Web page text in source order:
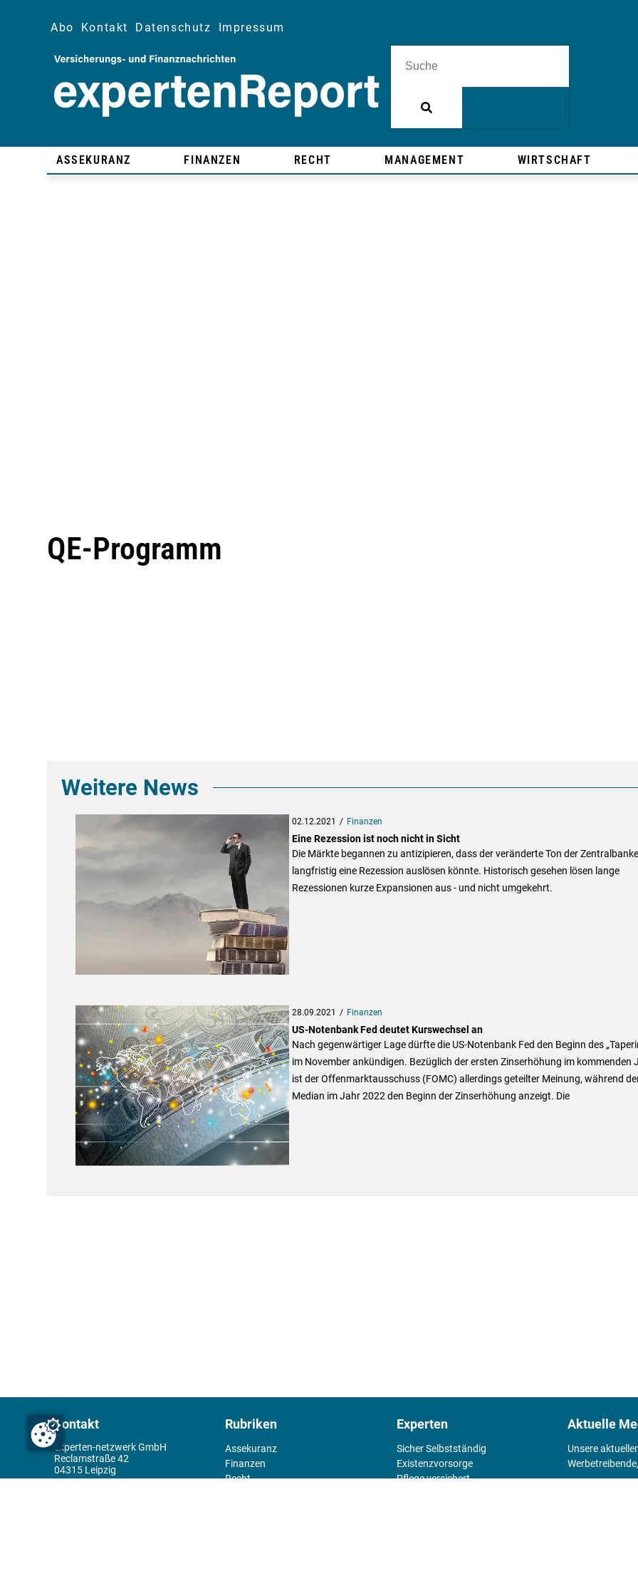
Abo Kontakt Datenschutz Impressum
ASSEKURANZ FINANZEN RECHT MANAGEMENT WIRTSCHAFT
QE-Programm
Weitere News
02.12.2021 Finanzen
Eine Rezession ist noch nicht in Sicht
Die Märkte begannen zu antizipieren, dass der veränderte Ton der
langfristig eine Rezession auslösen könnte. Historisch gesehen lösen lange
Rezessionen kurze Expansionen aus - und nicht umgekehrt.
28.09.2021 Finanzen
US-Notenbank Fed deutet Kurswechsel an
Nach gegenwärtiger Lage dürfte die US-Notenbank Fed den Beginn des
im November ankündigen. Bezüglich der ersten Zinserhöhung im kommenden
ist der Offenmarktausschuss (FOMC) allerdings geteilter Meinung, während
Median im Jahr 2022 den Beginn der Zinserhöhung anzeigt. Die
Kontakt
experten-netzwerk GmbH
Reclamstraße 42
04315 Leipzig
Rubriken
Assekuranz
Finanzen
Recht
Experten
Sicher Selbstständig
Existenz­vorsorge
Pflege versichert
Aktuelle
Unsere